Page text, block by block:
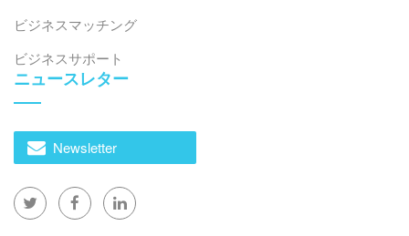
ビジネスマッチング
ビジネスサポート
ニュースレター
Newsletter